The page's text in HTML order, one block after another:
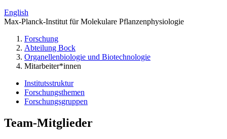
English
Max-Planck-Institut für Molekulare Pflanzenphysiologie
Forschung
Abteilung Bock
Organellenbiologie und Biotechnologie
Mitarbeiter*innen
Institutsstruktur
Forschungsthemen
Forschungsgruppen
Team-Mitglieder